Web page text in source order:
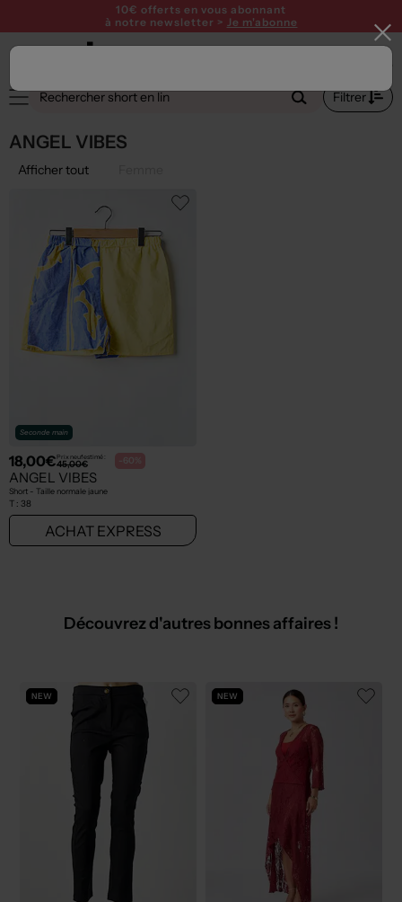
10€ offerts en vous abonnant
à notre newsletter > Je m'abonne
Filtrer
ANGEL VIBES
Afficher tout
Seconde main
18,00€Prix neuf estimé :
45,00€ -60%
ANGEL VIBES
Short - Taille normale jaune
T : 38
ACHAT EXPRESS
Découvrez d'autres bonnes affaires !
NEW NEW